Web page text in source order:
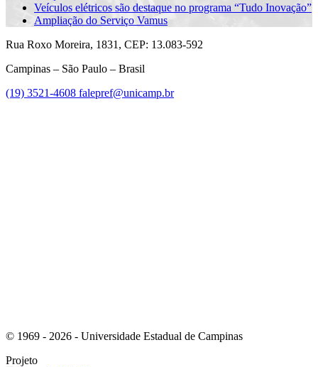
Veículos elétricos são destaque no programa “Tudo Inovação”
Ampliação do Serviço Vamus
Rua Roxo Moreira, 1831, CEP: 13.083-592
Campinas – São Paulo – Brasil
(19) 3521-4608 falepref@unicamp.br
© 1969 - 2026 - Universidade Estadual de Campinas
Projeto